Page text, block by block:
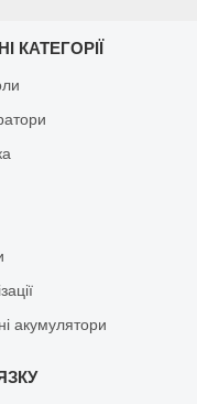
КАТЕГОРІЇ
акумулятори